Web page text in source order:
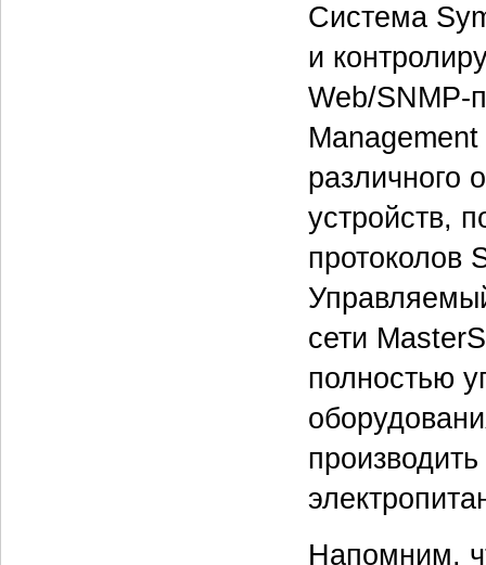
Система
и
Web/SNMP-
различного
устройств,
протоколов
сети
полностью
Напомним,